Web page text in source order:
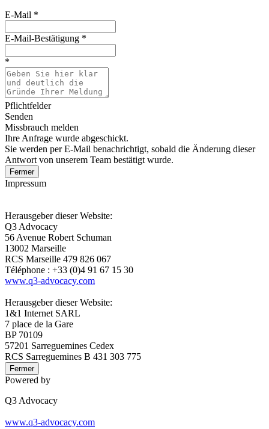
E-Mail *
E-Mail-Bestätigung *
*
Pflichtfelder
Senden
Missbrauch melden
Ihre Anfrage wurde abgeschickt.
Sie werden per E-Mail benachrichtigt, sobald die Änderung dieser
Antwort von unserem Team bestätigt wurde.
Fermer
Impressum
Herausgeber dieser Website:
Q3 Advocacy
56 Avenue Robert Schuman
13002 Marseille
RCS Marseille 479 826 067
Téléphone : +33 (0)4 91 67 15 30
www.q3-advocacy.com
Herausgeber dieser Website:
1&1 Internet SARL
7 place de la Gare
BP 70109
57201 Sarreguemines Cedex
RCS Sarreguemines B 431 303 775
Fermer
Powered by
Q3 Advocacy
www.q3-advocacy.com